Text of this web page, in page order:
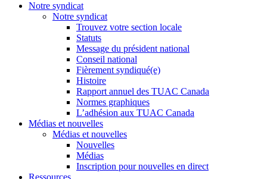
Notre syndicat
Notre syndicat
Trouvez votre section locale
Statuts
Message du président national
Conseil national
Fièrement syndiqué(e)
Histoire
Rapport annuel des TUAC Canada
Normes graphiques
L’adhésion aux TUAC Canada
Médias et nouvelles
Médias et nouvelles
Nouvelles
Médias
Inscription pour nouvelles en direct